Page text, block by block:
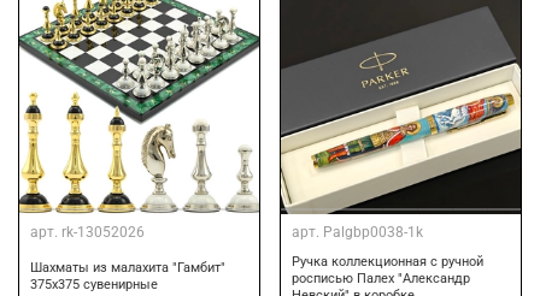
арт. rk-13052026
Шахматы из малахита "Гамбит"
375х375 сувенирные
арт. Palgbp0038-1k
Ручка коллекционная с ручной
росписью Палех "Александр